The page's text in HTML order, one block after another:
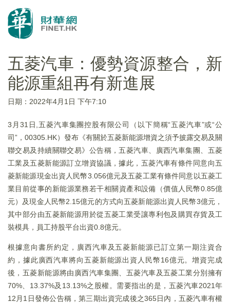
五菱汽車：優勢資源整合，新
能源重組再有新進展
日期：2022年4月1日 下午7:10
3月31日,五菱汽車集團控股有限公司（以下簡稱“五菱汽車”或“公
司”，00305.HK）發布《有關於五菱新能源增資之須予披露交易及關
聯交易及持續關聯交易》公告稱，五菱汽車、廣西汽車集團、五菱
工業及五菱新能源訂立增資協議，據此，五菱汽車有條件同意向五
菱新能源現金出資人民幣3.056億元及五菱工業有條件同意以五菱工
業目前從事的新能源業務若干相關資產和設備（價值人民幣0.85億
元）及現金人民幣2.15億元的方式向五菱新能源出資人民幣3億元，
其中部分由五菱新能源用於從五菱工業受讓專利包及購買存貨及工
裝模具，員工持股平台出資0.8億元。
根據意向書所約定，廣西汽車及五菱新能源已訂立第一期注資合
約，據此廣西汽車將向五菱新能源出資人民幣16億元。增資完成
後，五菱新能源將由廣西汽車集團、五菱汽車及五菱工業分別擁有
70%、13.37%及13.13%之股權。需要指出的是，五菱汽車2021年
12月1日發佈公告稱，第三期出資完成後之365日內，五菱汽車有權